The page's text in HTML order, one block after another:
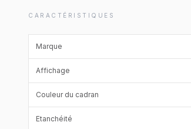
CARACTÉRISTIQUES
Marque
Affichage
Couleur du cadran
Etanchéité